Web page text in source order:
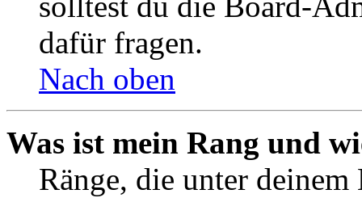
dafür fragen.
Nach oben
Was ist mein Rang und
Ränge, die unter deinem